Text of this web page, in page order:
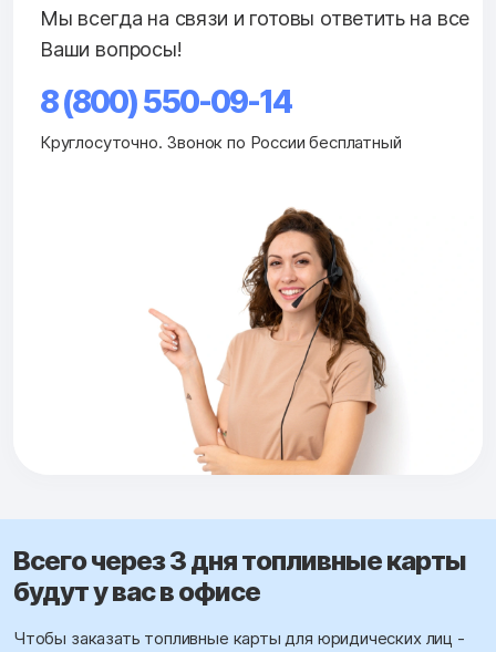
Мы всегда на связи и готовы ответить на все
Ваши вопросы!
8 (800) 550-09-14
Круглосуточно. Звонок по России бесплатный
Всего через 3 дня топливные карты
будут у вас в офисе
Чтобы заказать топливные карты для юридических лиц -